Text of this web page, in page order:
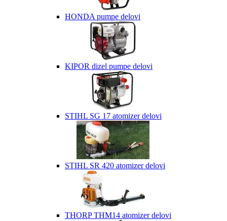
HONDA pumpe delovi
KIPOR dizel pumpe delovi
STIHL SG 17 atomizer delovi
STIHL SR 420 atomizer delovi
THORP THM14 atomizer delovi